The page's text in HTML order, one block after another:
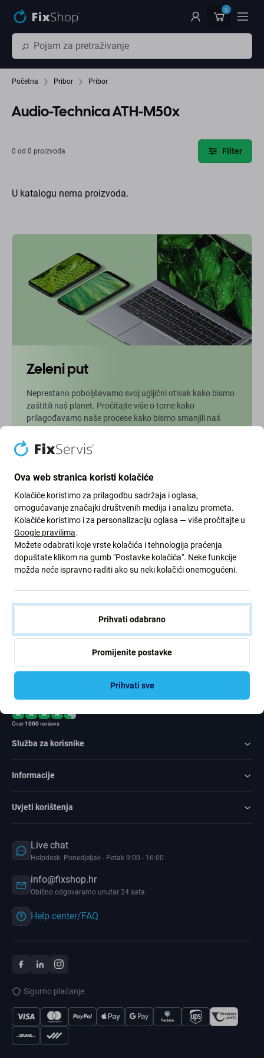
0
Početna Pribor Pribor
Audio-Technica ATH-M50x
0 od 0 proizvoda Filter
U katalogu nema proizvoda.
Zeleni put
Neprestano poboljšavamo svoj ugljični otisak kako bismo
zaštitili naš planet. Pročitajte više o tome kako
prilagođavamo naše procese kako bismo smanjili naš
Više info
Newsletter
Prijavite se za redovite obavijesti o popustima i novostima iz naše
ponude. Ujedno, podnošenjem ovog obrasca potvrđujem da sam
stariji od 16 godina
se
Slažem se primati vijesti
Rated Excellent
Over1000reviews
Služba za korisnike
Informacije
Uvjeti korištenja
Live chat
Helpdesk: Ponedjeljak - Petak 9:00 - 16:00
info@fixshop.hr
Obično odgovaramo unutar 24 sata.
Help center/FAQ
Sigurno plaćanje
Ova web stranica koristi kolačiće
Kolačiće koristimo za prilagodbu sadržaja i oglasa,
omogućavanje značajki društvenih medija i analizu prometa.
Kolačiće koristimo i za personalizaciju oglasa — više pročitajte u
Google pravilima.
Možete odabrati koje vrste kolačića i tehnologija praćenja
dopuštate klikom na gumb "Postavke kolačića". Neke funkcije
možda neće ispravno raditi ako su neki kolačići onemogućeni.
Prihvati odabrano
Promijenite postavke
Prihvati sve